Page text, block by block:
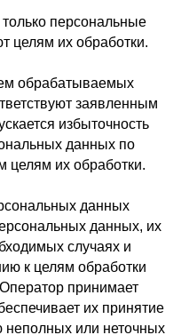
персональные
целям их обработки.
обрабатываемых
заявленным
избыточность
данных по
целям их обработки.
данных
данных, их
случаях и
к целям обработки
принимает
их принятие
неполных или неточных